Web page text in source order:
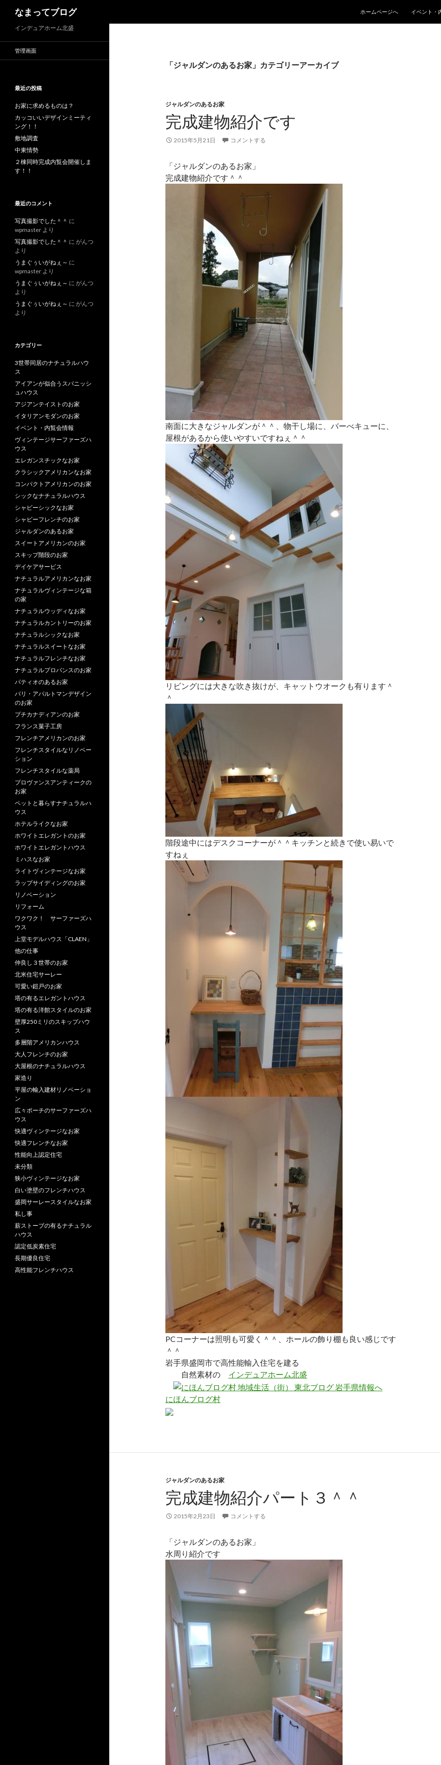
なまってブログ
ホームページへ
イベント・
「ジャルダンのあるお家」カテゴリーアーカイブ
ジャルダンのあるお家
完成建物紹介です
2015年5月21日 コメントする
「ジャルダンのあるお家」
完成建物紹介です＾＾
南面に大きなジャルダンが＾＾、物干し場に、バーべキューに、
屋根があるから使いやすいですねぇ＾＾
リビングには大きな吹き抜けが、キャットウオークも有ります＾
＾
階段途中にはデスクコーナーが＾＾キッチンと続きで使い易いで
すねぇ
PCコーナーは照明も可愛く＾＾、ホールの飾り棚も良い感じです
＾＾
岩手県盛岡市で高性能輸入住宅を建る
自然素材の インデュアホーム北盛
にほんブログ村
ジャルダンのあるお家
完成建物紹介パート３＾＾
2015年2月23日 コメントする
「ジャルダンのあるお家」
水周り紹介です
インデュアホーム北盛
管理画面
最近の投稿
お家に求めるものは？
カッコいいデザインミーティ
ング！！
敷地調査
中東情勢
２棟同時完成内覧会開催しま
す！！
最近のコメント
写真撮影でした＾＾ に
wpmaster より
写真撮影でした＾＾ に がんつ
より
うまぐぅいがねぇ～ に
wpmaster より
うまぐぅいがねぇ～ に がんつ
より
うまぐぅいがねぇ～ に がんつ
より
カテゴリー
3世帯同居のナチュラルハウ
ス
アイアンが似合うスパニッシ
ュハウス
アジアンテイストのお家
イタリアンモダンのお家
イベント・内覧会情報
ヴィンテージサーファーズハ
ウス
エレガンスチックなお家
クラシックアメリカンなお家
コンパクトアメリカンのお家
シックなナチュラルハウス
シャビーシックなお家
シャビーフレンチのお家
ジャルダンのあるお家
スイートアメリカンのお家
スキップ階段のお家
デイケアサービス
ナチュラルアメリカンなお家
ナチュラルヴィンテージな箱
の家
ナチュラルウッディなお家
ナチュラルカントリーのお家
ナチュラルシックなお家
ナチュラルスイートなお家
ナチュラルフレンチなお家
ナチュラルプロバンスのお家
パティオのあるお家
パリ・アパルトマンデザイン
のお家
プチカナディアンのお家
フランス菓子工房
フレンチアメリカンのお家
フレンチスタイルなリノベー
ション
フレンチスタイルな薬局
プロヴァンスアンティークの
お家
ペットと暮らすナチュラルハ
ウス
ホテルライクなお家
ホワイトエレガントのお家
ホワイトエレガントハウス
ミハスなお家
ライトヴィンテージなお家
ラップサイディングのお家
リノベーション
リフォーム
ワクワク！ サーファーズハ
ウス
上堂モデルハウス「CLAEN」
他の仕事
仲良し３世帯のお家
北米住宅サーレー
可愛い鎧戸のお家
塔の有るエレガントハウス
塔の有る洋館スタイルのお家
壁厚250ミリのスキップハウ
ス
多層階アメリカンハウス
大人フレンチのお家
大屋根のナチュラルハウス
家造り
平屋の輸入建材リノベーショ
ン
広々ポーチのサーファーズハ
ウス
快適ヴィンテージなお家
快適フレンチなお家
性能向上認定住宅
未分類
狭小ヴィンテージなお家
白い塗壁のフレンチハウス
盛岡サーレースタイルなお家
私し事
薪ストーブの有るナチュラル
ハウス
認定低炭素住宅
長期優良住宅
高性能フレンチハウス